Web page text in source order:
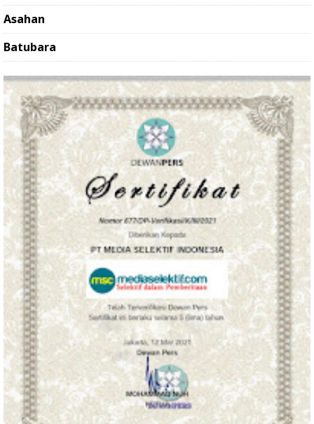
Asahan
Batubara